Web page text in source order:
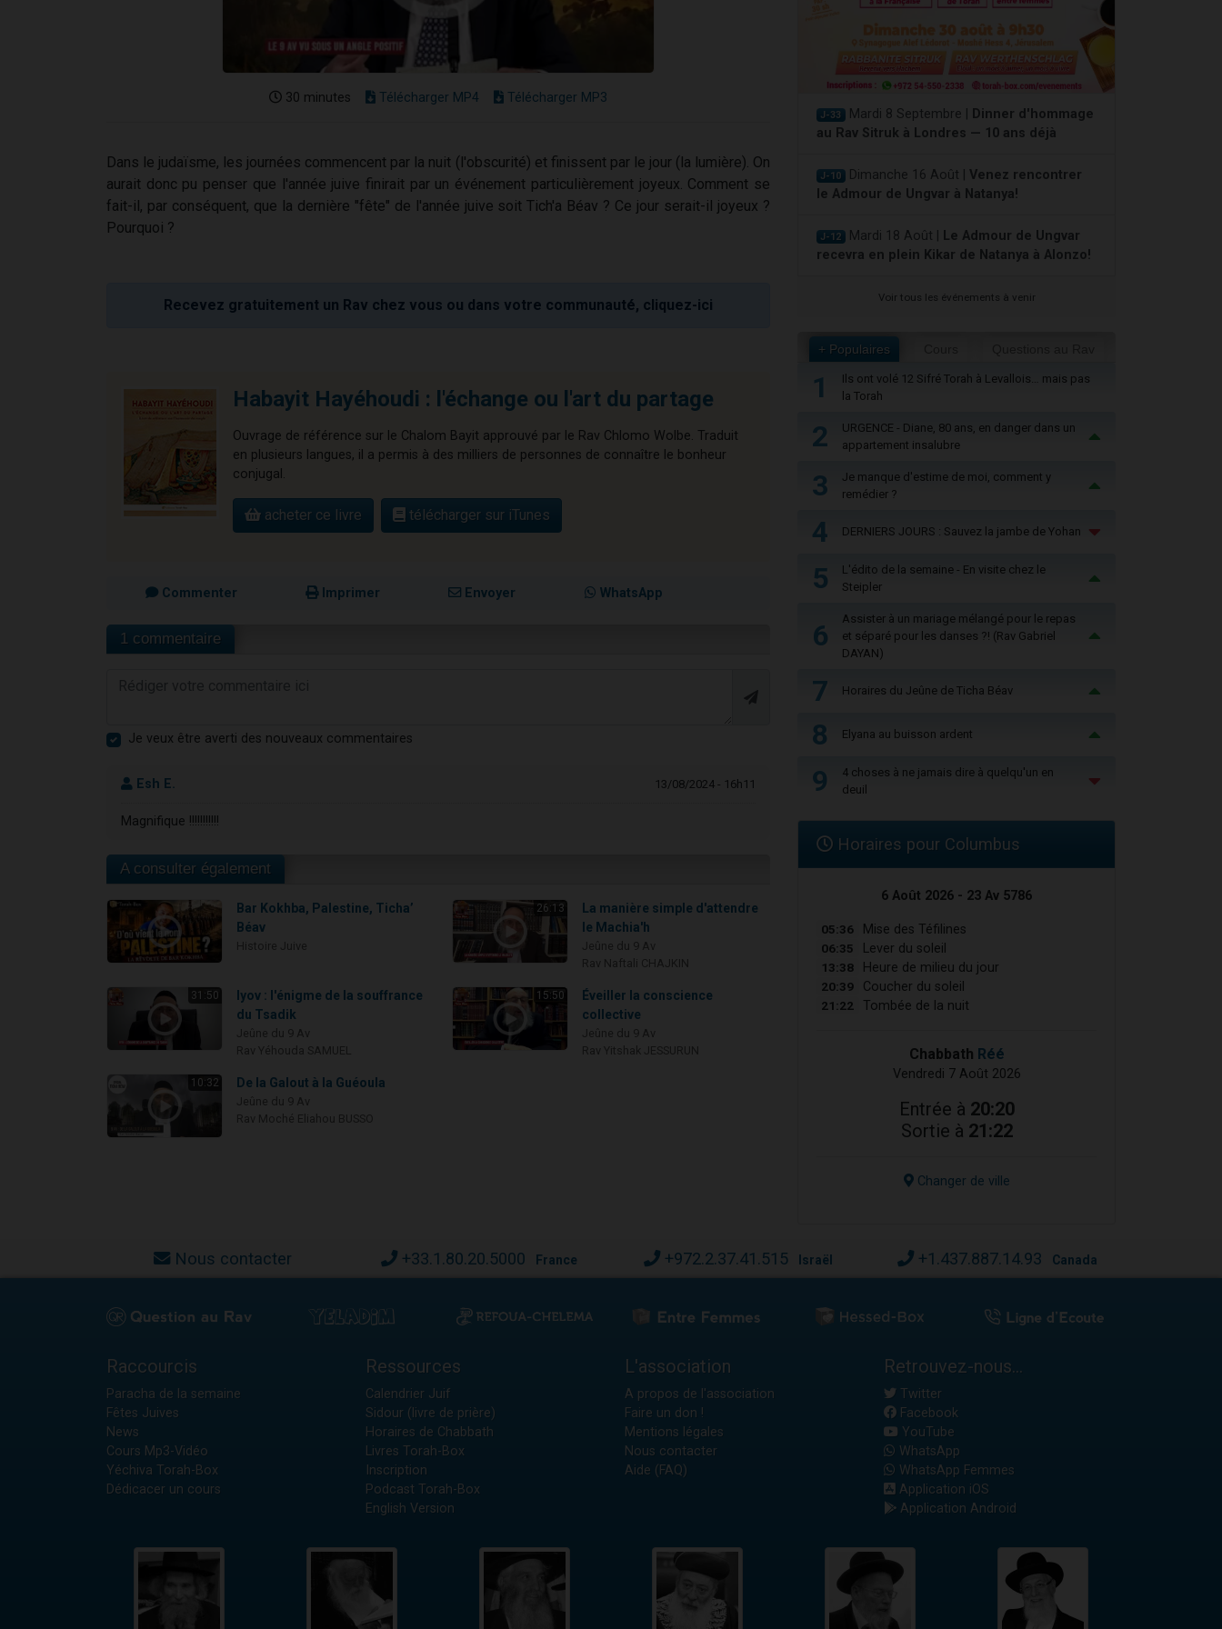
30 minutes Télécharger MP4 Télécharger MP3
Dans le judaïsme, les journées commencent par la nuit (l'obscurité) et finissent par le jour (la lumière). On
aurait donc pu penser que l'année juive finirait par un événement particulièrement joyeux. Comment se
fait-il, par conséquent, que la dernière "fête" de l'année juive soit Tich'a Béav ? Ce jour serait-il joyeux ?
Pourquoi ?
Recevez gratuitement un Rav chez vous ou dans votre communauté, cliquez-ici
Habayit Hayéhoudi : l'échange ou l'art du partage
Ouvrage de référence sur le Chalom Bayit approuvé par le Rav Chlomo Wolbe. Traduit
en plusieurs langues, il a permis à des milliers de personnes de connaître le bonheur
conjugal.
acheter ce livre télécharger sur iTunes
Commenter Imprimer Envoyer WhatsApp
1 commentaire
Je veux être averti des nouveaux commentaires
Esh E. 13/08/2024 - 16h11
Magnifique !!!!!!!!!!!
A consulter également
Bar Kokhba, Palestine, Ticha’
Béav
26:13
La manière simple d'attendre
le Machia'h
31:50
Iyov : l'énigme de la souffrance
du Tsadik
15:50
Éveiller la conscience
collective
10:32 De la Galout à la Guéoula
J-33 Mardi 8 Septembre |
Dinner d'hommage
au Rav Sitruk à Londres — 10 ans déjà
J-10 Dimanche 16 Août | Venez rencontrer
le Admour de Ungvar à Natanya!
J-12 Mardi 18 Août |
Le Admour de Ungvar
recevra en plein Kikar de Natanya à Alonzo!
Voir tous les événements à venir
+ Populaires
1
Ils ont volé 12 Sifré Torah à Levallois… mais pas
la Torah
2
URGENCE - Diane, 80 ans, en danger dans un
appartement insalubre
3
Je manque d'estime de moi, comment y
remédier ?
4 DERNIERS JOURS : Sauvez la jambe de Yohan
5
L'édito de la semaine - En visite chez le
Steipler
6
Assister à un mariage mélangé pour le repas
et séparé pour les danses ?! (Rav Gabriel
DAYAN)
7 Horaires du Jeûne de Ticha Béav
8 Elyana au buisson ardent
9
4 choses à ne jamais dire à quelqu'un en
deuil
Horaires pour Columbus
6 Août 2026 - 23 Av 5786
05:36 Mise des Téfilines
06:35 Lever du soleil
13:38 Heure de milieu du jour
20:39 Coucher du soleil
21:22 Tombée de la nuit
Chabbath Réé
Vendredi 7 Août 2026
Entrée à 20:20
Sortie à 21:22
Changer de ville
Nous contacter +33.1.80.20.5000 France +972.2.37.41.515 Israël +1.437.887.14.93 Canada
Raccourcis
Paracha de la semaine
Fêtes Juives
News
Cours Mp3-Vidéo
Yéchiva Torah-Box
Dédicacer un cours
Ressources
Calendrier Juif
Sidour (livre de prière)
Horaires de Chabbath
Livres Torah-Box
Inscription
Podcast Torah-Box
English Version
L'association
A propos de l'association
Faire un don !
Mentions légales
Nous contacter
Aide (FAQ)
Retrouvez-nous...
Twitter
Facebook
YouTube
WhatsApp
WhatsApp Femmes
Application iOS
Application Android